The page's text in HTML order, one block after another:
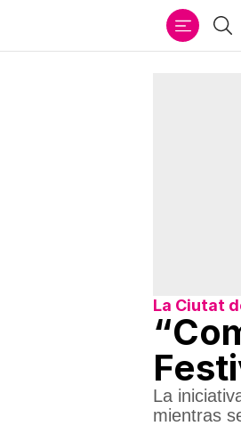
Buscar
La Ciutat
La
mientras